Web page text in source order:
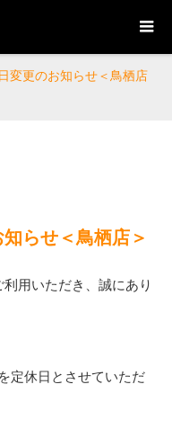
変更のお知らせ＜鳥栖店
らせ＜鳥栖店＞
用いただき、誠にあり
定休日とさせていただ